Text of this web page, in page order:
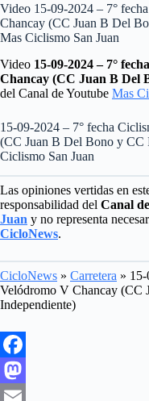
Video 15-09-2024 – 7°
Chancay (CC Juan B Del
Mas Ciclismo San Juan
Video 15-09-2024 – 7°
Chancay (CC Juan B Del
del Canal de Youtube Mas
15-09-2024 – 7° fecha
(CC Juan B Del Bono y CC
Ciclismo San Juan
Las opiniones vertidas en
responsabilidad del Canal
Juan y no representa
CicloNews.
CicloNews » Carretera »
Velódromo V Chancay (CC
Independiente)
F
aM